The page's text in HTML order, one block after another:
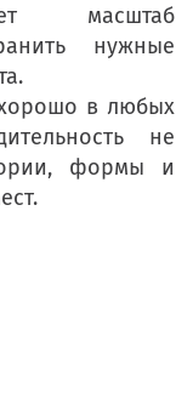
масштаб
нужные
в любых
не
формы и